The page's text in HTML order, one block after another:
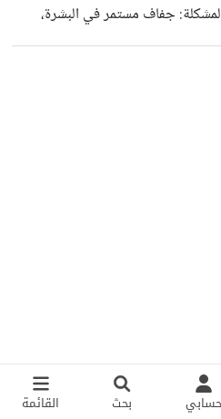
حسابي بحث القائمة
جفاف مستمر في البشرة،
حتى في سن صغير. السؤال اللي